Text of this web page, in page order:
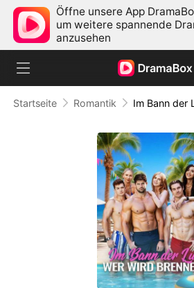
Öffne unsere App
um weitere spannende
anzusehen
Startseite Romantik